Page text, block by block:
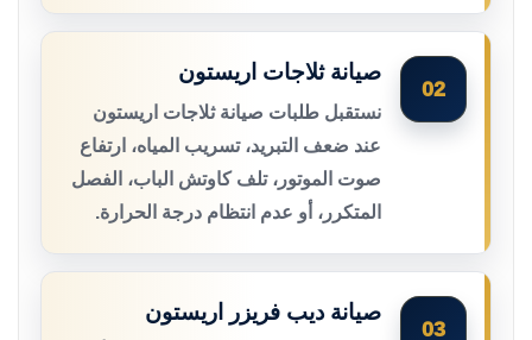
02
صيانة ثلاجات اريستون
نستقبل طلبات صيانة ثلاجات اريستون
عند ضعف التبريد، تسريب المياه، ارتفاع
صوت الموتور، تلف كاوتش الباب، الفصل
المتكرر، أو عدم انتظام درجة الحرارة.
03
صيانة ديب فريزر اريستون